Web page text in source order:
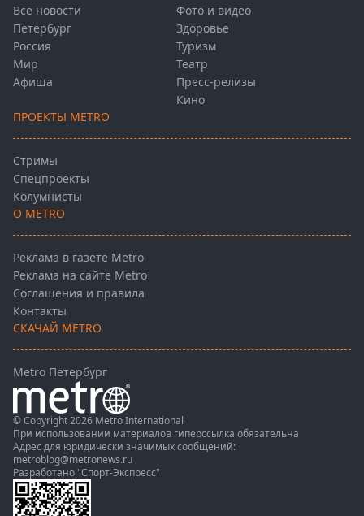
Все новости
Петербург
Россия
Мир
Афиша
Фото и видео
Здоровье
Туризм
Театр
Пресс-релизы
Кино
ПРОЕКТЫ METRO
Стримы
Спецпроекты
Колумнисты
О METRO
Реклама в газете Metro
Реклама на сайте Metro
Соглашения и правила
Контакты
СКАЧАЙ METRO
Metro Петербург
© Copyright 2026 Metro International
При использовании материалов гиперссылка обязательна
Адрес для юридически значимых сообщений:
metroblog@metronews.ru
Разработано "Спорт-Экспресс"